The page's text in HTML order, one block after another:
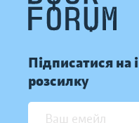
Підписатися на
розсилку